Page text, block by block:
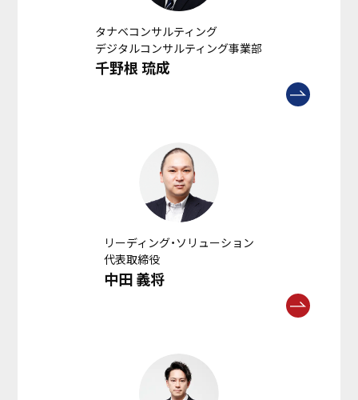
タナベコンサルティング
デジタルコンサルティング事業部
千野根 琉成
リーディング・ソリューション
代表取締役
中田 義将